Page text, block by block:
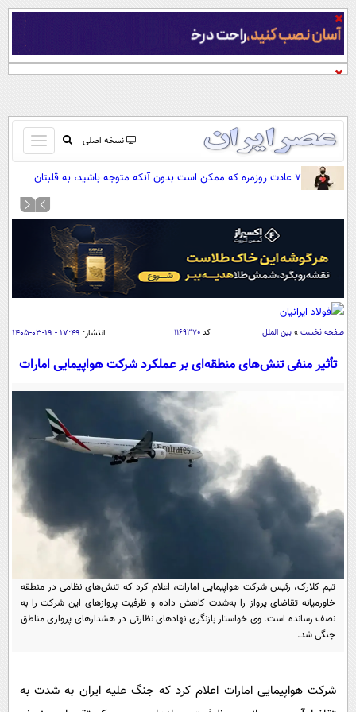
نسخه اصلی
باز
و
بسته
کردن
صفحه اول
آرشیو
نظرسنجی
آب و هوا
اوقات شرعی
سواد زندگی
سیاسی
اقتصاد
اقتصادی
خودرو
جامعه
اجتماعی
حوادث
سفر و تفریح
ورزشی
بین الملل
سیاست خارجی
فرهنگ و هنر
علمی
اخبار کریپتو
گوناگون
سرگرمی
فیلم
سیاست
داستان کوتاه
۷ عادت روزمره که ممکن است بدون آنکه متوجه باشید، به قلبتان
صفحه نخست » بین الملل کد۱۱۶۹۳۷۰ انتشار: ۱۷:۴۹ - ۱۹-۰۳-۱۴۰۵
تأثیر منفی تنش‌های منطقه‌ای بر عملکرد شرکت هواپیمایی امارات
تیم کلارک، رئیس شرکت هواپیمایی امارات، اعلام کرد که تنش‌های نظامی در منطقه
خاورمیانه تقاضای پرواز را به‌شدت کاهش داده و ظرفیت پروازهای این شرکت را به
نصف رسانده است. وی خواستار بازنگری نهادهای نظارتی در هشدارهای پروازی مناطق
جنگی شد.
شرکت هواپیمایی امارات اعلام کرد که جنگ علیه ایران به شدت به